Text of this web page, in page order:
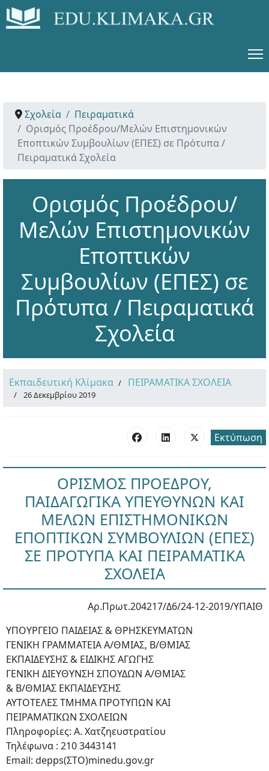
Σχολεία
Πειραματικά
Ορισμός Προέδρου/Μελών Επιστημονικών
Εποπτικών Συμβουλίων (ΕΠΕΣ) σε Πρότυπα /
Πειραματικά Σχολεία
Ορισμός Προέδρου/
Μελών Επιστημονικών
Εποπτικών
Συμβουλίων (ΕΠΕΣ) σε
Πρότυπα / Πειραματικά
Σχολεία
Εκπαιδευτική Κλίμακα ΠΕΙΡΑΜΑΤΙΚΑ ΣΧΟΛΕΙΑ
26 Δεκεμβρίου 2019
Εκτύπωση
ΟΡΙΣΜΟΣ ΠΡΟΕΔΡΟΥ,
ΠΑΙΔΑΓΩΓΙΚΑ ΥΠΕΥΘΥΝΩΝ ΚΑΙ
ΜΕΛΩΝ ΕΠΙΣΤΗΜΟΝΙΚΩΝ
ΕΠΟΠΤΙΚΩΝ ΣΥΜΒΟΥΛΙΩΝ (ΕΠΕΣ)
ΣΕ ΠΡΟΤΥΠΑ ΚΑΙ ΠΕΙΡΑΜΑΤΙΚΑ
ΣΧΟΛΕΙΑ
Αρ.Πρωτ.204217/Δ6/24-12-2019/ΥΠΑΙΘ
ΥΠΟΥΡΓΕΙΟ ΠΑΙΔΕΙΑΣ & ΘΡΗΣΚΕΥΜΑΤΩΝ
ΓΕΝΙΚΗ ΓΡΑΜΜΑΤΕΙΑ Α/ΘΜΙΑΣ, Β/ΘΜΙΑΣ
ΕΚΠΑΙΔΕΥΣΗΣ & ΕΙΔΙΚΗΣ ΑΓΩΓΗΣ
ΓΕΝΙΚΗ ΔΙΕΥΘΥΝΣΗ ΣΠΟΥΔΩΝ Α/ΘΜΙΑΣ
& Β/ΘΜΙΑΣ ΕΚΠΑΙΔΕΥΣΗΣ
ΑΥΤΟΤΕΛΕΣ ΤΜΗΜΑ ΠΡΟΤΥΠΩΝ ΚΑΙ
ΠΕΙΡΑΜΑΤΙΚΩΝ ΣΧΟΛΕΙΩΝ
Πληροφορίες: Α. Χατζηευστρατίου
Τηλέφωνα : 210 3443141
Email: depps(ΣΤΟ)minedu.gov.gr